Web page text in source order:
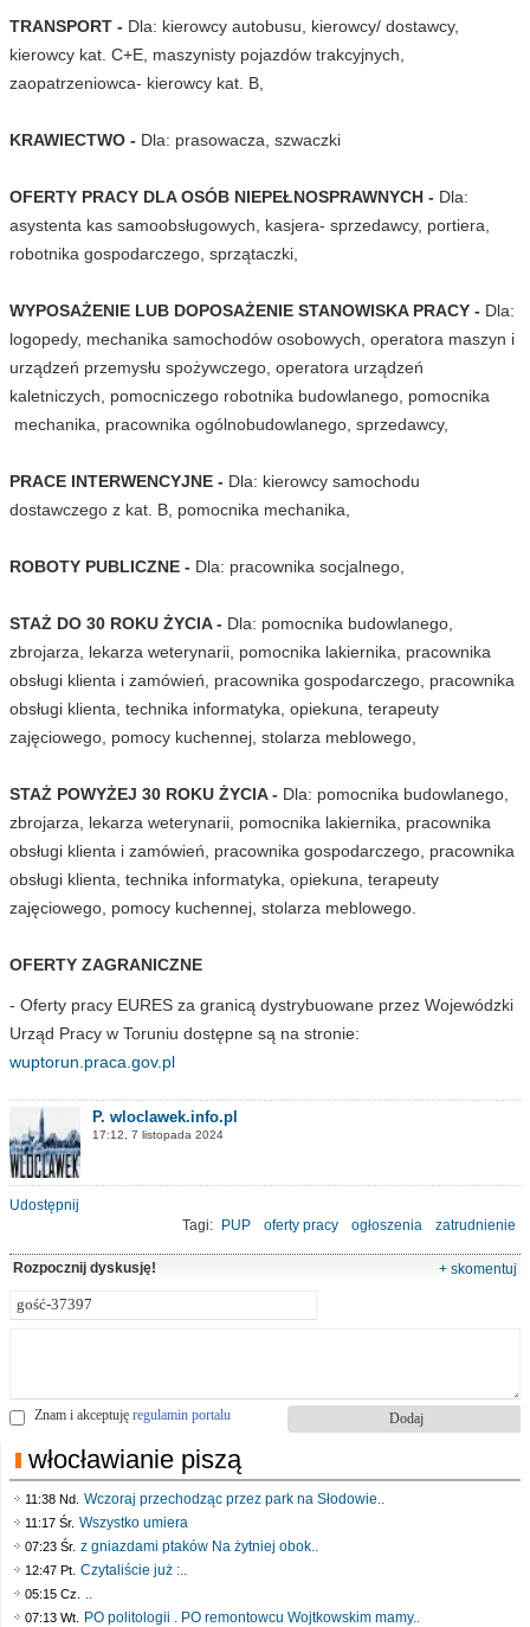
TRANSPORT - Dla: kierowcy autobusu, kierowcy/ dostawcy,
kierowcy kat. C+E, maszynisty pojazdów trakcyjnych,
zaopatrzeniowca- kierowcy kat. B,
KRAWIECTWO - Dla: prasowacza, szwaczki
OFERTY PRACY DLA OSÓB NIEPEŁNOSPRAWNYCH - Dla:
asystenta kas samoobsługowych, kasjera- sprzedawcy, portiera,
robotnika gospodarczego, sprzątaczki,
WYPOSAŻENIE LUB DOPOSAŻENIE STANOWISKA PRACY - Dla:
logopedy, mechanika samochodów osobowych, operatora maszyn i
urządzeń przemysłu spożywczego, operatora urządzeń
kaletniczych, pomocniczego robotnika budowlanego, pomocnika
mechanika, pracownika ogólnobudowlanego, sprzedawcy,
PRACE INTERWENCYJNE - Dla: kierowcy samochodu
dostawczego z kat. B, pomocnika mechanika,
ROBOTY PUBLICZNE - Dla: pracownika socjalnego,
STAŻ DO 30 ROKU ŻYCIA - Dla: pomocnika budowlanego,
zbrojarza, lekarza weterynarii, pomocnika lakiernika, pracownika
obsługi klienta i zamówień, pracownika gospodarczego, pracownika
obsługi klienta, technika informatyka, opiekuna, terapeuty
zajęciowego, pomocy kuchennej, stolarza meblowego,
STAŻ POWYŻEJ 30 ROKU ŻYCIA - Dla: pomocnika budowlanego,
zbrojarza, lekarza weterynarii, pomocnika lakiernika, pracownika
obsługi klienta i zamówień, pracownika gospodarczego, pracownika
obsługi klienta, technika informatyka, opiekuna, terapeuty
zajęciowego, pomocy kuchennej, stolarza meblowego.
OFERTY ZAGRANICZNE
- Oferty pracy EURES za granicą dystrybuowane przez Wojewódzki
Urząd Pracy w Toruniu dostępne są na stronie:
wuptorun.praca.gov.pl
P. wloclawek.info.pl
17:12, 7 listopada 2024
Udostępnij
Tagi:
PUP oferty pracy ogłoszenia
zatrudnienie
Powiatowy Urząd Pracy
Rozpocznij dyskusję!
+ skomentuj
Znam i akceptuję regulamin portalu
włocławianie piszą
11:38 Nd. Wczoraj przechodząc przez park na Słodowie..
11:17 Śr. Wszystko umiera
07:23 Śr. z gniazdami ptaków Na żytniej obok..
12:47 Pt. Czytaliście już :..
05:15 Cz. ..
07:13 Wt. PO politologii . PO remontowcu Wojtkowskim mamy..